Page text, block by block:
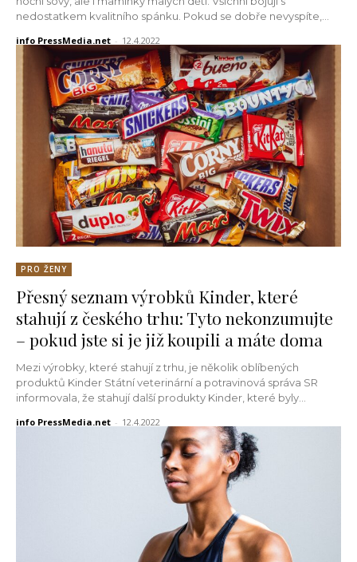
nedostatkem kvalitního spánku. Pokud se dobře nevyspíte,...
info PressMedia.net - 12.4.2022
PRO ŽENY
Přesný seznam výrobků Kinder, které
stahují z českého trhu: Tyto nekonzumujte
– pokud jste si je již koupili a máte doma
Mezi výrobky, které stahují z trhu, je několik oblíbených
produktů Kinder Státní veterinární a potravinová správa SR
informovala, že stahují další produkty Kinder, které byly...
info PressMedia.net - 12.4.2022